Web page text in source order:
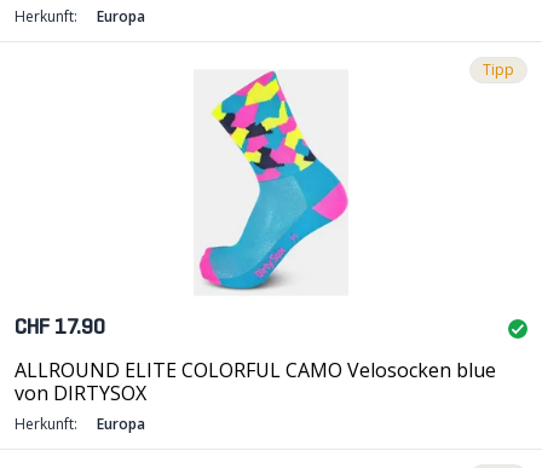
Herkunft: Europa
Tipp
CHF 17.90
ALLROUND ELITE COLORFUL CAMO Velosocken blue
von DIRTYSOX
Herkunft: Europa